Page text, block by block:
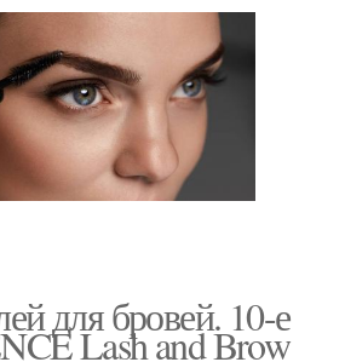
для бровей. 10-е
Lash and Brow